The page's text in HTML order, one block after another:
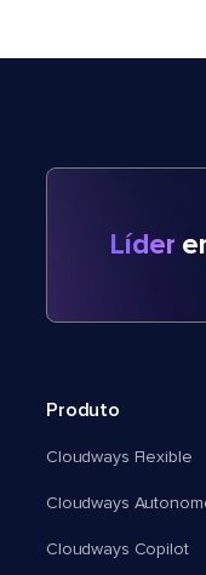
Líder
Produto
Cloudways Flexible
Cloudways
Cloudways Copilot